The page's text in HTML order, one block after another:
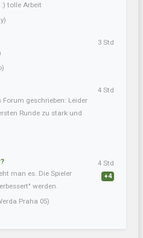
tolle Arbeit
3 Std
geschrieben: Leider
Runde zu stark und
4 Std
man es. Die Spieler
werden.
Praha 05)
4 Std
+4